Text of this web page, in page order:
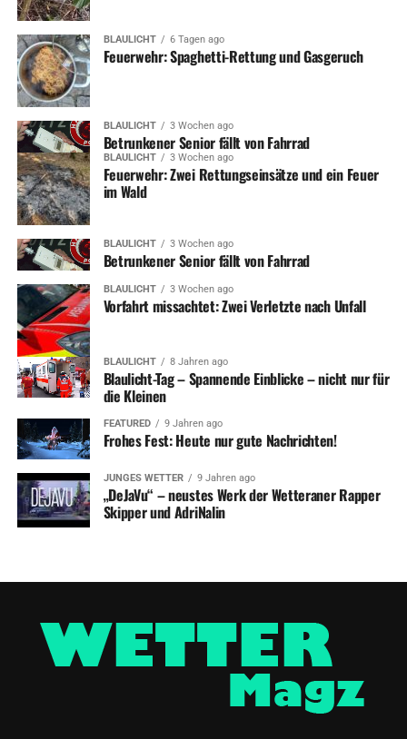
BLAULICHT 6 Tagen ago
Feuerwehr: Spaghetti-Rettung und Gasgeruch
BLAULICHT 3 Wochen ago
Betrunkener Senior fällt von Fahrrad
BLAULICHT 3 Wochen ago
Feuerwehr: Zwei Rettungseinsätze und ein Feuer
im Wald
BLAULICHT 3 Wochen ago
Betrunkener Senior fällt von Fahrrad
BLAULICHT 3 Wochen ago
Vorfahrt missachtet: Zwei Verletzte nach Unfall
BLAULICHT 8 Jahren ago
Blaulicht-Tag – Spannende Einblicke – nicht nur für
die Kleinen
FEATURED 9 Jahren ago
Frohes Fest: Heute nur gute Nachrichten!
JUNGES WETTER 9 Jahren ago
„DeJaVu“ – neustes Werk der Wetteraner Rapper
Skipper und AdriNalin